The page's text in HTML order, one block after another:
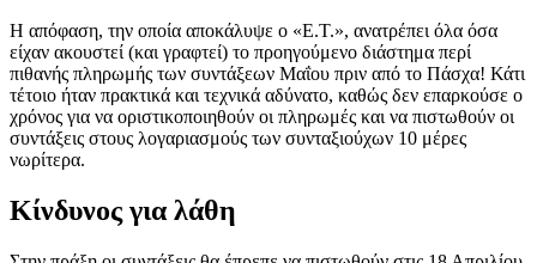
Η απόφαση, την οποία αποκάλυψε ο «Ε.Τ.», ανατρέπει όλα όσα
είχαν ακουστεί (και γραφτεί) το προηγούμενο διάστημα περί
πιθανής πληρωμής των συντάξεων Μαΐου πριν από το Πάσχα! Κάτι
τέτοιο ήταν πρακτικά και τεχνικά αδύνατο, καθώς δεν επαρκούσε ο
χρόνος για να οριστικοποιηθούν οι πληρωμές και να πιστωθούν οι
συντάξεις στους λογαριασμούς των συνταξιούχων 10 μέρες
νωρίτερα.
Κίνδυνος για λάθη